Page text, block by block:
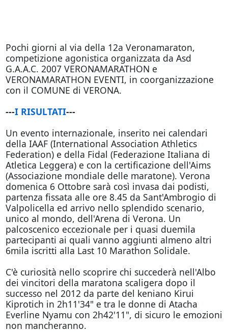
Pochi giorni al via della 12a Veronamaraton,
competizione agonistica organizzata da Asd
G.A.A.C. 2007 VERONAMARATHON e
VERONAMARATHON EVENTI, in coorganizzazione
con il COMUNE di VERONA.
---I RISULTATI---
Un evento internazionale, inserito nei calendari
della IAAF (International Association Athletics
Federation) e della Fidal (Federazione Italiana di
Atletica Leggera) e con la certificazione dell'Aims
(Associazione mondiale delle maratone). Verona
domenica 6 Ottobre sarà così invasa dai podisti,
partenza fissata alle ore 8.45 da Sant'Ambrogio di
Valpolicella ed arrivo nello splendido scenario,
unico al mondo, dell'Arena di Verona. Un
palcoscenico eccezionale per i quasi duemila
partecipanti ai quali vanno aggiunti almeno altri
6mila iscritti alla Last 10 Marathon Solidale.
C'è curiosità nello scoprire chi succederà nell'Albo
dei vincitori della maratona scaligera dopo il
successo nel 2012 da parte del keniano Kirui
Kiprotich in 2h11'34" e tra le donne di Atacha
Everline Nyamu con 2h42'11", di sicuro le emozioni
non mancheranno.